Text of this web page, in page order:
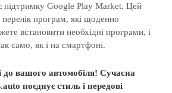
підтримку Google Play Market. Цей
програм, які щоденно
встановити необхідні програми, і
само, як і на смартфоні.
до вашого автомобіля! Сучасна
поєднує стиль і передові